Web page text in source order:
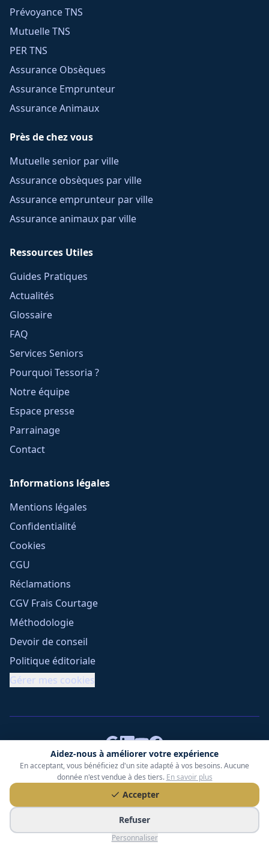
Aidez-nous à améliorer votre expérience
En acceptant, vous bénéficiez d'un site adapté à vos besoins. Aucune
donnée n'est vendue à des tiers. En savoir plus
Accepter
Refuser
Personnaliser
Prévoyance TNS
Mutuelle TNS
PER TNS
Assurance Obsèques
Assurance Emprunteur
Assurance Animaux
Près de chez vous
Mutuelle senior par ville
Assurance obsèques par ville
Assurance emprunteur par ville
Assurance animaux par ville
Ressources Utiles
Guides Pratiques
Actualités
Glossaire
FAQ
Services Seniors
Pourquoi Tessoria ?
Notre équipe
Espace presse
Parrainage
Contact
Informations légales
Mentions légales
Confidentialité
Cookies
CGU
Réclamations
CGV Frais Courtage
Méthodologie
Devoir de conseil
Politique éditoriale
Gérer mes cookies
Tessoria Assurances- SARL au capital de 15 000 €
ORIAS n° 25007309 - RCS 990 206 179 - Membre du réseau
360 Courtage
RC Pro : Klarity - Contrat n° CCOUK000785
49 chemin des Gardettes Sine, 06570 Saint-Paul-de-Vence